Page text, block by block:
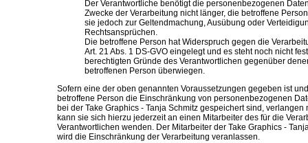
Der Verantwortliche benötigt die personenbezogenen
Zwecke der Verarbeitung nicht länger, die betroffene
sie jedoch zur Geltendmachung, Ausübung oder
Rechtsansprüchen.
Die betroffene Person hat Widerspruch gegen die
Art. 21 Abs. 1 DS-GVO eingelegt und es steht noch nicht
berechtigten Gründe des Verantwortlichen gegenüber
betroffenen Person überwiegen.
Sofern eine der oben genannten Voraussetzungen gegeben ist
betroffene Person die Einschränkung von personenbezogenen
bei der Take Graphics - Tanja Schmitz gespeichert sind, verlangen
kann sie sich hierzu jederzeit an einen Mitarbeiter des für die
Verantwortlichen wenden. Der Mitarbeiter der Take Graphics -
wird die Einschränkung der Verarbeitung veranlassen.